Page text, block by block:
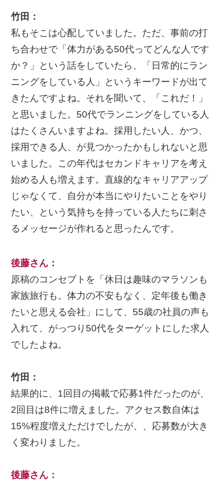
竹田：
私もそこは心配していました。ただ、事前の打
ち合わせで「体力がある50代ってどんな人です
か？」という話をしていたら、「日常的にラン
ニングをしている人」というキーワードが出て
きたんですよね。それを聞いて、「これだ！」
と思いました。50代でランニングをしている人
はたくさんいますよね。採用したい人、かつ、
採用できる人、が見つかったかもしれないと思
いました。この年代はセカンドキャリアを考え
始める人も増えます。直線的なキャリアアップ
じゃなくて、自分が本当にやりたいことをやり
たい、という気持ちを持っている人たちに刺さ
るメッセージが作れると思ったんです。
後藤さん ：
原稿のコンセプトを「休日は趣味のマラソンも
家族旅行も。体力の不安もなく、定年後も働き
たいと思える会社」にして、55歳の社員の声も
入れて、がっつり50代をターゲットにした求人
でしたよね。
竹田：
結果的に、1回目の掲載で応募1件だったのが、
2回目は8件に増えました。アクセス数自体は
15%程度増えただけでしたが、、応募数が大き
く変わりました。
後藤さん ：